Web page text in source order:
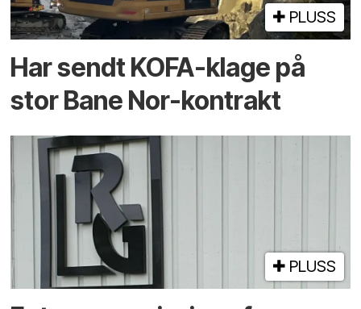
PLUSS
Har sendt KOFA-klage på
stor Bane Nor-kontrakt
PLUSS